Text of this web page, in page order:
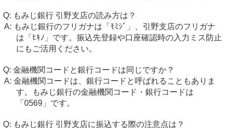
もみじ銀行 引野支店の読み方は？
もみじ銀行のフリガナは「ﾓﾐｼﾞ」、引野支店のフリガナ
は「ﾋｷﾉ」です。振込先登録や口座確認時の入力ミス防止
にもご活用ください。
金融機関コードと銀行コードは同じですか？
金融機関コードは、銀行コードと呼ばれることもありま
す。もみじ銀行の金融機関コード・銀行コードは
「0569」です。
もみじ銀行 引野支店に振込する際の注意点は？